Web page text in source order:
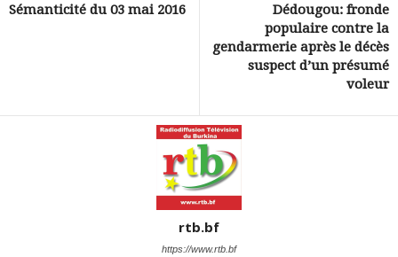
Sémanticité du 03 mai 2016
Dédougou: fronde
populaire contre la
gendarmerie après le décès
suspect d’un présumé
voleur
rtb.bf
https://www.rtb.bf